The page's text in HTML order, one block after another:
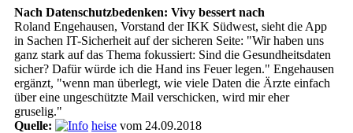
Nach Datenschutzbedenken: Vivy bessert nach
Roland Engehausen, Vorstand der IKK Südwest, sieht die App
in Sachen IT-Sicherheit auf der sicheren Seite: "Wir haben uns
ganz stark auf das Thema fokussiert: Sind die Gesundheitsdaten
sicher? Dafür würde ich die Hand ins Feuer legen." Engehausen
ergänzt, "wenn man überlegt, wie viele Daten die Ärzte einfach
über eine ungeschützte Mail verschicken, wird mir eher
gruselig."
Quelle:
heise vom 24.09.2018